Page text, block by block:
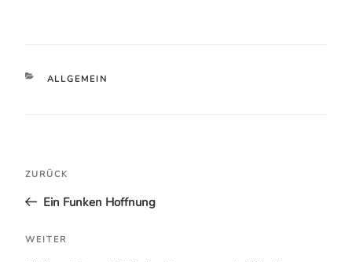
KATEGORIEN
ALLGEMEIN
Vorheriger
Beitrag
ZURÜCK
Ein Funken Hoffnung
Nächster
Beitrag
WEITER